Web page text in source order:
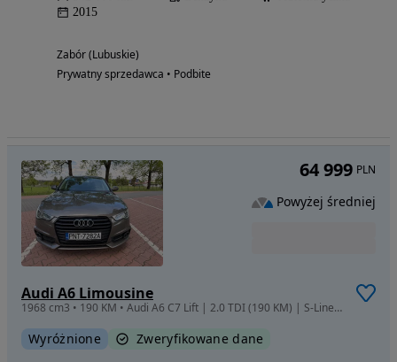
2015
Zabór (Lubuskie)
Prywatny sprzedawca • Podbite
Audi A6 Limousine
1968 cm3 • 190 KM • Audi A6 C7 Lift | 2.0 TDI (190 KM) | S-Line Noktowizor, Matrix, Radary
Wyróżnione Zweryfikowane dane
64 999 PLN
Powyżej średniej